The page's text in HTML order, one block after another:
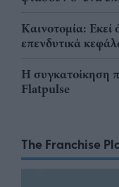
Καινοτομία:
επενδυτικά
Η συγκατοίκηση
Flatpulse
The Franchise